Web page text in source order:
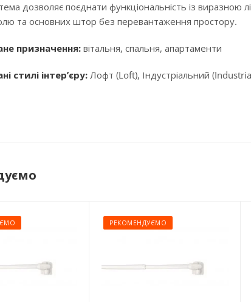
дозволяє поєднати функціональність із виразною
та основних штор без перевантаження простору.
призначення:вітальня, спальня, апартаменти
стилі інтер’єру: Лофт (Loft), Індустріальний
РЕКОМЕНДУЄМО